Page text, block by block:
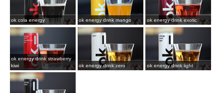
ok cola energy ok energy drink mango ok energy drink exotic
ok energy drink strawberry
kiwi
ok energy drink zero ok energy drink light